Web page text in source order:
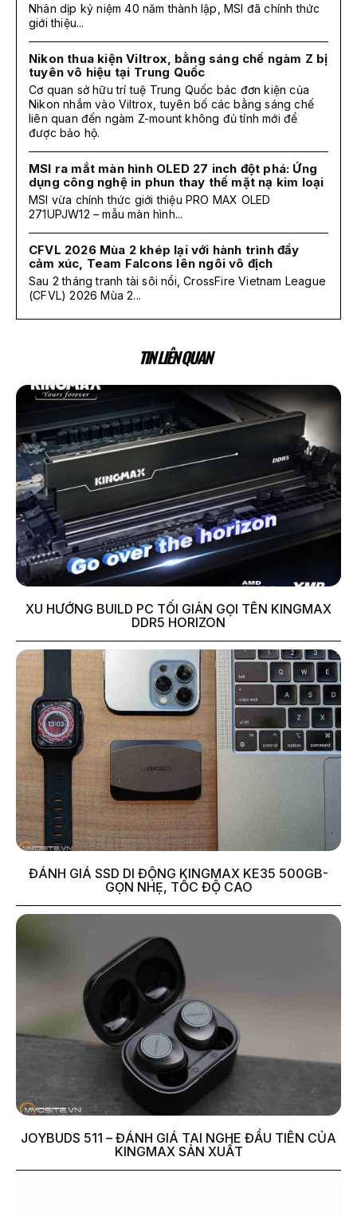
Nhân dịp kỷ niệm 40 năm thành lập, MSI đã chính thức
giới thiệu...
Nikon thua kiện Viltrox, bằng sáng chế ngàm Z bị
tuyên vô hiệu tại Trung Quốc
Cơ quan sở hữu trí tuệ Trung Quốc bác đơn kiện của
Nikon nhắm vào Viltrox, tuyên bố các bằng sáng chế
liên quan đến ngàm Z-mount không đủ tính mới để
được bảo hộ.
MSI ra mắt màn hình OLED 27 inch đột phá: Ứng
dụng công nghệ in phun thay thế mặt nạ kim loại
MSI vừa chính thức giới thiệu PRO MAX OLED
271UPJW12 – mẫu màn hình...
CFVL 2026 Mùa 2 khép lại với hành trình đầy
cảm xúc, Team Falcons lên ngôi vô địch
Sau 2 tháng tranh tài sôi nổi, CrossFire Vietnam League
(CFVL) 2026 Mùa 2...
TIN LIÊN QUAN
XU HƯỚNG BUILD PC TỐI GIẢN GỌI TÊN KINGMAX
DDR5 HORIZON
ĐÁNH GIÁ SSD DI ĐỘNG KINGMAX KE35 500GB-
GỌN NHẸ, TỐC ĐỘ CAO
JOYBUDS 511 – ĐÁNH GIÁ TAI NGHE ĐẦU TIÊN CỦA
KINGMAX SẢN XUẤT